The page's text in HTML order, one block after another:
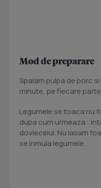
Mod de preparare
Spalam pulpa de porc
minute, pe fiecare
Legumele se toaca nu
dupa cum urmeaza :
dovlecelul. Nu lasam
se inmuia legumele.